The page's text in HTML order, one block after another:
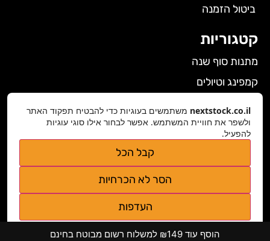
ביטול הזמנה
קטגוריות
מתנות סוף שנה
קמפינג וטיולים
גאדג'טים
nextstock.co.il@gmail.com
נגישות אתר
nextstock.co.il משתמשים בעוגיות כדי להבטיח תפקוד האתר
ולשפר את חוויית המשתמש. אפשר לבחור אילו סוגי עוגיות
להפעיל.
קבל הכל
הסר לא הכרחיות
העדפות
הוסף עוד ₪149 למשלוח רשום מבוטח בחינם